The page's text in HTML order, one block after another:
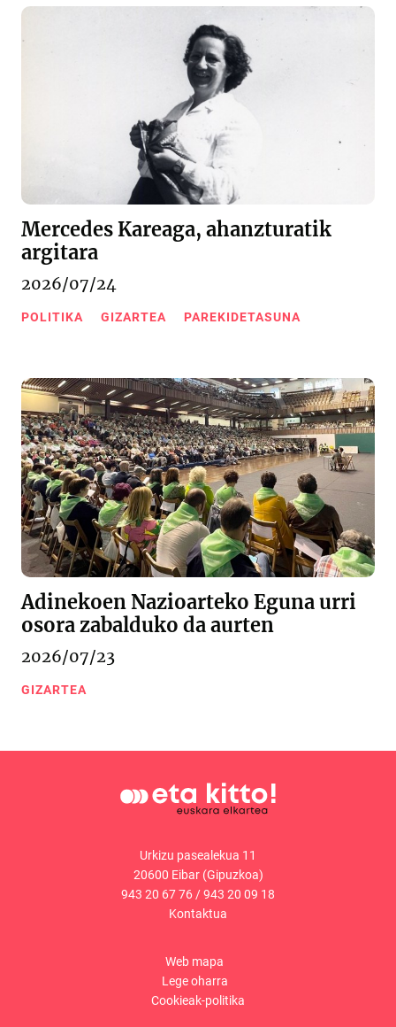
Mercedes Kareaga, ahanzturatik
argitara
2026/07/24
POLITIKA GIZARTEA PAREKIDETASUNA
Adinekoen Nazioarteko Eguna urri
osora zabalduko da aurten
2026/07/23
GIZARTEA
Urkizu pasealekua 11
20600 Eibar (Gipuzkoa)
943 20 67 76 /943 20 09 18
Kontaktua
Web mapa
Lege oharra
Cookieak-politika